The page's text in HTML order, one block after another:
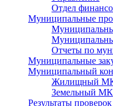
Отдел
Муниципальные
Отчеты по
Муниципальные
Муниципальный
Жилищный
Земельный МК
Результаты проверок